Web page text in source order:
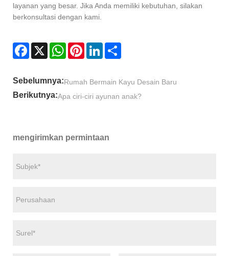
layanan yang besar. Jika Anda memiliki kebutuhan, silakan
berkonsultasi dengan kami.
Facebook
X WhatsAppPinterestLinkedIn
Sebelumnya:Rumah Bermain Kayu Desain Baru
Berikutnya:Apa ciri-ciri ayunan anak?
mengirimkan permintaan